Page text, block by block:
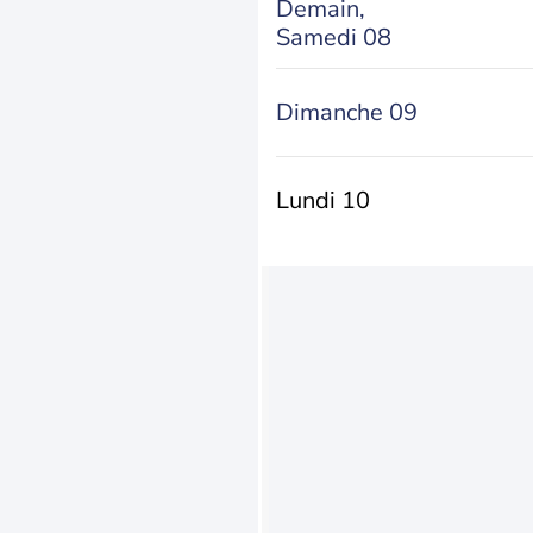
Demain,
Samedi 08
Dimanche 09
Lundi 10